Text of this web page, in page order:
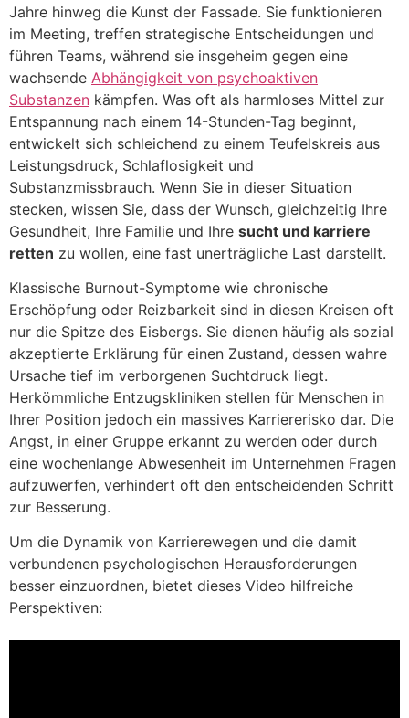
Jahre hinweg die Kunst der Fassade. Sie funktionieren
im Meeting, treffen strategische Entscheidungen und
führen Teams, während sie insgeheim gegen eine
wachsende Abhängigkeit von psychoaktiven
Substanzen kämpfen. Was oft als harmloses Mittel zur
Entspannung nach einem 14-Stunden-Tag beginnt,
entwickelt sich schleichend zu einem Teufelskreis aus
Leistungsdruck, Schlaflosigkeit und
Substanzmissbrauch. Wenn Sie in dieser Situation
stecken, wissen Sie, dass der Wunsch, gleichzeitig Ihre
Gesundheit, Ihre Familie und Ihre sucht und karriere
retten zu wollen, eine fast unerträgliche Last darstellt.
Klassische Burnout-Symptome wie chronische
Erschöpfung oder Reizbarkeit sind in diesen Kreisen oft
nur die Spitze des Eisbergs. Sie dienen häufig als sozial
akzeptierte Erklärung für einen Zustand, dessen wahre
Ursache tief im verborgenen Suchtdruck liegt.
Herkömmliche Entzugskliniken stellen für Menschen in
Ihrer Position jedoch ein massives Karriererisko dar. Die
Angst, in einer Gruppe erkannt zu werden oder durch
eine wochenlange Abwesenheit im Unternehmen Fragen
aufzuwerfen, verhindert oft den entscheidenden Schritt
zur Besserung.
Um die Dynamik von Karrierewegen und die damit
verbundenen psychologischen Herausforderungen
besser einzuordnen, bietet dieses Video hilfreiche
Perspektiven: